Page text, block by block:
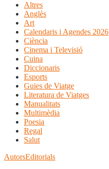
Altres
Anglès
Art
Calendaris i Agendes 2026
Ciència
Cinema i Televisió
Cuina
Diccionaris
Esports
Guies de Viatge
Literatura de Viatges
Manualitats
Multimèdia
Poesia
Regal
Salut
AutorsEditorials